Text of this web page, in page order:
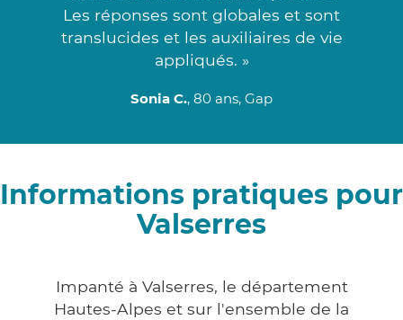
Les réponses sont globales et sont
translucides et les auxiliaires de vie
appliqués. »
Sonia C., 80 ans, Gap
Informations pratiques pour
Valserres
Impanté à Valserres, le département
Hautes-Alpes et sur l'ensemble de la